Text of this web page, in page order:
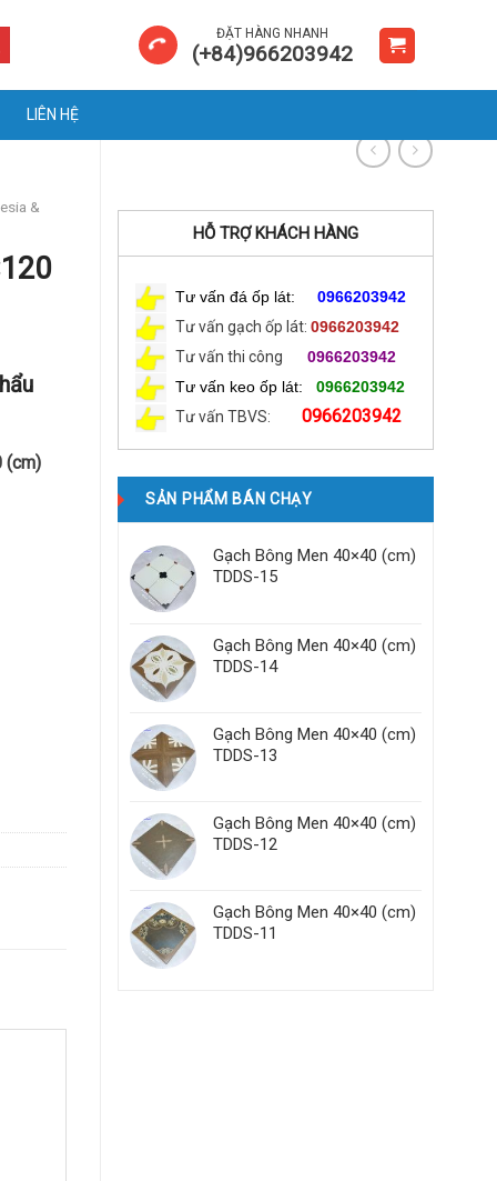
ĐẶT HÀNG NHANH
(+84)966203942
LIÊN HỆ
HỖ TRỢ KHÁCH HÀNG
Tư vấn đá ốp lát: 0966203942
Tư vấn gạch ốp lát: 0966203942
Tư vấn thi công
0966203942
Tư vấn keo ốp lát:
0966203942
Tư vấn TBVS:
0966203942
SẢN PHẨM BÁN CHẠY
Gạch Bông Men 40×40 (cm)
TDDS-15
Gạch Bông Men 40×40 (cm)
TDDS-14
Gạch Bông Men 40×40 (cm)
TDDS-13
Gạch Bông Men 40×40 (cm)
TDDS-12
Gạch Bông Men 40×40 (cm)
TDDS-11
&
(cm)